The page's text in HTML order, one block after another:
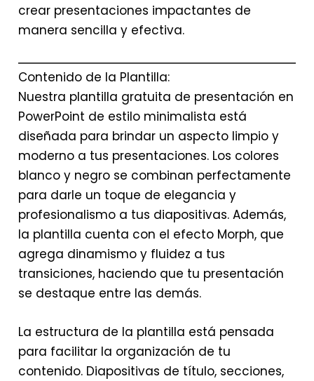
crear presentaciones impactantes de
manera sencilla y efectiva.
Contenido de la Plantilla:
Nuestra plantilla gratuita de presentación en
PowerPoint de estilo minimalista está
diseñada para brindar un aspecto limpio y
moderno a tus presentaciones. Los colores
blanco y negro se combinan perfectamente
para darle un toque de elegancia y
profesionalismo a tus diapositivas. Además,
la plantilla cuenta con el efecto Morph, que
agrega dinamismo y fluidez a tus
transiciones, haciendo que tu presentación
se destaque entre las demás.
La estructura de la plantilla está pensada
para facilitar la organización de tu
contenido. Diapositivas de título, secciones,